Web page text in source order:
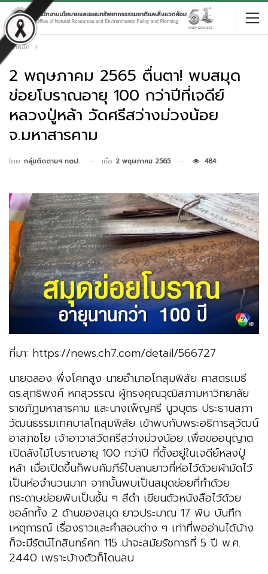
หน้าหลัก
2 พฤษภาคม 2565 ตื่นตา! พบสมุด
ข่อยโบราณอายุ 100 กว่าปีที่เจดีย์
หลวงปู่หล้า วัดศรีสว่างม่วงน้อย
จ.มหาสารคาม
โดย กลุ่มติดตามฯ กตป. เมื่อ 2 พฤษภาคม 2565 484
ที่มา: https://news.ch7.com/detail/566727
นายฉลอง พึ่งโคกสูง นายอำเภอโกสุมพิสัย ศาสตรเมธี
ดร.สุทธิพงศ์ หกสุวรรณ ผู้ทรงคุณวุฒิสภามหาวิทยาลัย
ราชภัฏมหาสารคาม และนางเพ็ญศรี นูวบุตร ประธานสภา
วัฒนธรรมเทศบาลโกสุมพิสัย เข้าพบกับพระอธิการสุวัฒน์
อาสภชโย เจ้าอาวาสวัดศรีสว่างม่วงน้อย เพื่อขออนุญาต
เปิดลังไม้โบราณอายุ 100 กว่าปี ที่ตั้งอยู่ในเจดีย์หลงปู่
หล้า เมื่อเปิดขึ้นก็พบคัมภีร์ใบลานยาวที่ห่อไว้ด้วยผ้ามัดไว้
เป็นห่อจำนวนมาก จากนั้นพบเป็นสมุดข่อยที่ทำด้วย
กระดาษข่อยพับเป็นชั้น ๆ สีดำ เขียนตัวหนังสือไว้ด้วย
ชอล์กทั้ง 2 ด้านของสมุด ยาวประมาณ 17 พับ บันทึก
เหตุการณ์ เรื่องราวและคำสอนต่าง ๆ เท่าที่พออ่านได้บ้าง
ก็จะมีรัตน์โกสินทร์ศก 115 น่าจะสมัยรัชการที่ 5 ปี พ.ศ.
2440 เพราะบ้างตัวก็โดนลบ